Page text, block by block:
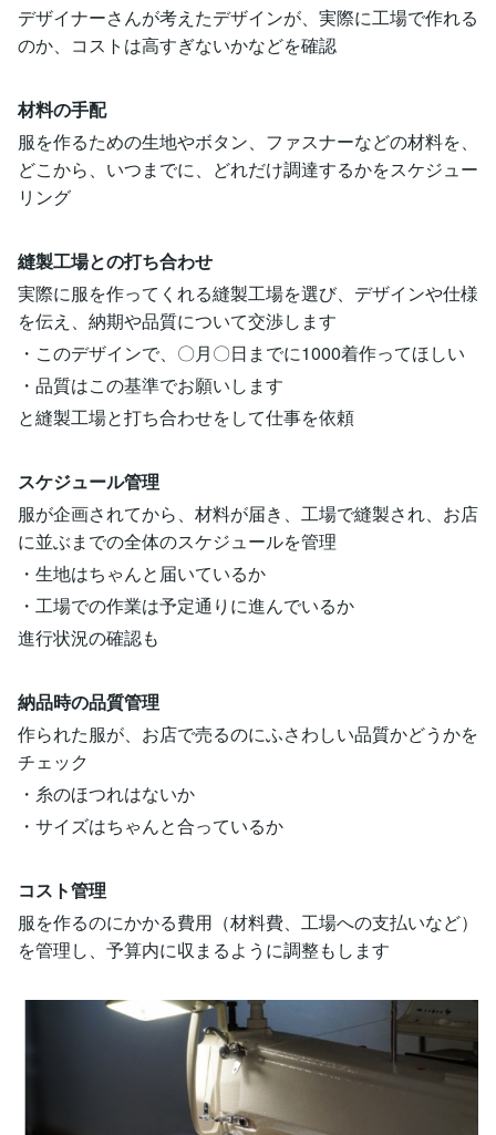
デザイナーさんが考えたデザインが、実際に工場で作れる
のか、コストは高すぎないかなどを確認
材料の手配
服を作るための生地やボタン、ファスナーなどの材料を、
どこから、いつまでに、どれだけ調達するかをスケジュー
リング
縫製工場との打ち合わせ
実際に服を作ってくれる縫製工場を選び、デザインや仕様
を伝え、納期や品質について交渉します
・このデザインで、〇月〇日までに1000着作ってほしい
・品質はこの基準でお願いします
と縫製工場と打ち合わせをして仕事を依頼
スケジュール管理
服が企画されてから、材料が届き、工場で縫製され、お店
に並ぶまでの全体のスケジュールを管理
・生地はちゃんと届いているか
・工場での作業は予定通りに進んでいるか
進行状況の確認も
納品時の品質管理
作られた服が、お店で売るのにふさわしい品質かどうかを
チェック
・糸のほつれはないか
・サイズはちゃんと合っているか
コスト管理
服を作るのにかかる費用（材料費、工場への支払いなど）
を管理し、予算内に収まるように調整もします